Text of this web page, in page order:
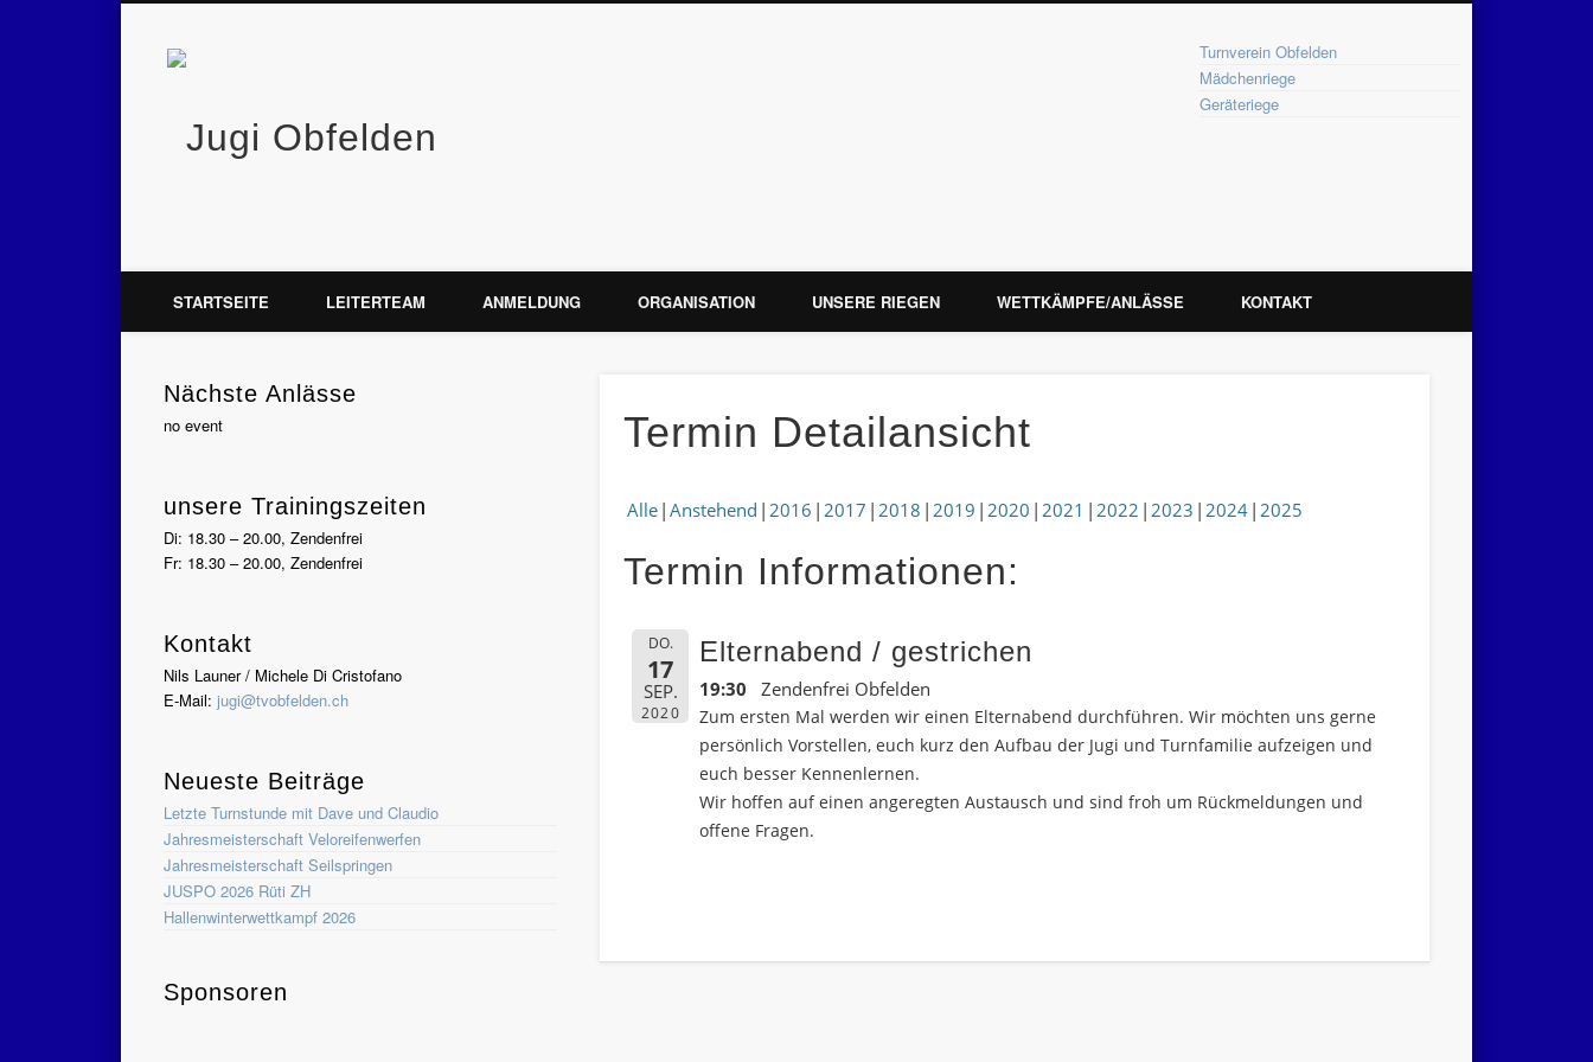
Turnverein Obfelden
Mädchenriege
Geräteriege
STARTSEITE LEITERTEAM ANMELDUNG ORGANISATION UNSERE RIEGEN WETTKÄMPFE/ANLÄSSE KONTAKT
Termin Detailansicht
Alle Anstehend 2016 2017 2018 2019 2020 2021 2022 2023 2024 2025
Termin Informationen:
DO.
17
SEP.
2020
Elternabend / gestrichen
19:30 Zendenfrei Obfelden
Zum ersten Mal werden wir einen Elternabend durchführen. Wir möchten uns gerne
persönlich Vorstellen, euch kurz den Aufbau der Jugi und Turnfamilie aufzeigen und
euch besser Kennenlernen.
Wir hoffen auf einen angeregten Austausch und sind froh um Rückmeldungen und
offene Fragen.
Nächste Anlässe
no event
unsere Trainingszeiten
Di: 18.30 – 20.00, Zendenfrei
Fr: 18.30 – 20.00, Zendenfrei
Kontakt
Nils Launer / Michele Di Cristofano
E-Mail:jugi@tvobfelden.ch
Neueste Beiträge
Letzte Turnstunde mit Dave und Claudio
Jahresmeisterschaft Veloreifenwerfen
Jahresmeisterschaft Seilspringen
JUSPO 2026 Rüti ZH
Hallenwinterwettkampf 2026
Sponsoren